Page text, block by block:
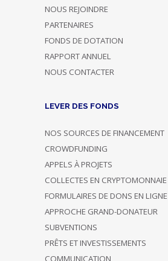
NOUS REJOINDRE
PARTENAIRES
FONDS DE DOTATION
RAPPORT ANNUEL
NOUS CONTACTER
LEVER DES FONDS
NOS SOURCES DE FINANCEMENT
CROWDFUNDING
APPELS À PROJETS
COLLECTES EN CRYPTOMONNAIE
FORMULAIRES DE DONS EN LIGNE
APPROCHE GRAND-DONATEUR
SUBVENTIONS
PRÊTS ET INVESTISSEMENTS